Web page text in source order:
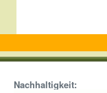
Nachhaltigkeit: